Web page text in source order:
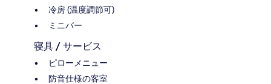
冷房 (温度調節可)
ミニバー
寝具 / サービス
ピローメニュー
防音仕様の客室